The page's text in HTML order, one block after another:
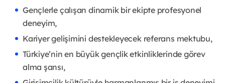
Gençlerle çalışan dinamik bir ekipte profesyonel
deneyim,
Kariyer gelişimini destekleyecek referans mektubu,
Türkiye’nin en büyük gençlik etkinliklerinde görev
alma şansı,